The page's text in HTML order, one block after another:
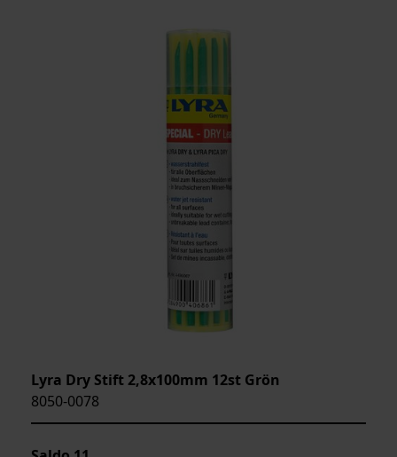
Lyra Dry Stift 2,8x100mm 12st Grön
8050-0078